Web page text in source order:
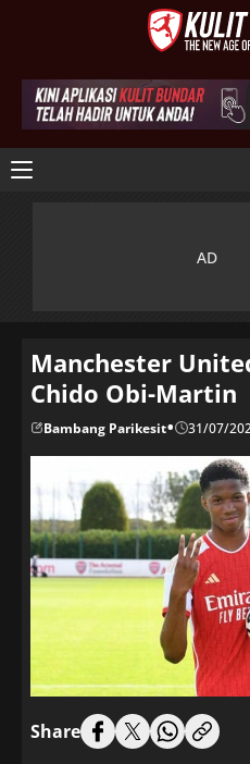
Manchester
Chido Obi-Martin
Bambang Parikesit• 31/07/
Share